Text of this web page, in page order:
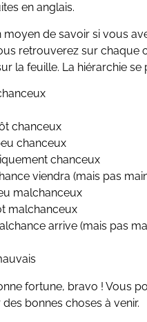
en anglais.
de savoir si vous
retrouverez sur chaque
la feuille. La hiérarchie se
chanceux
chanceux
chanceux
viendra (mais pas
malchanceux
malchanceux
arrive (mais pas
fortune, bravo ! Vous
bonnes choses à venir.